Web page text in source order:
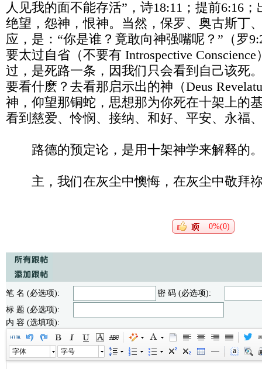
人见我的面不能存活”，诗18:11；提前6:16；
绝望，怨神，恨神。当然，保罗、奥古斯丁
应，是：“你是谁？竟敢向神强嘴呢？”（罗
要太过自省（不要有 Introspective
过，是死路一条，因我们只会看到自己该死
要看什麽？去看那启示出的神（Deus
神，仰望那铜蛇，思想那为你死在十架上的
看到慈爱、怜悯、接纳、和好、平安、永福
路德的预定论，是用十架神学来解释的
主，我们在灰尘中懊悔，在灰尘中敬拜
0%(0)
笔 名 (必选项):
密 码 (必选项):
标 题 (必选项):
内 容 (选填项):
字体 字号